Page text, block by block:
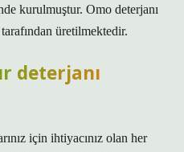
kurulmuştur. Omo deterjanı
üretilmektedir.
deterjanı
için ihtiyacınız olan her